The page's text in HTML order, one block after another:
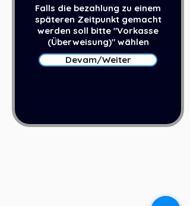
Falls die bezahlung zu einem
späteren Zeitpunkt gemacht
werden soll bitte "Vorkasse
(Überweisung)" wählen​​
Devam/Weiter